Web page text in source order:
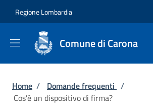
Regione Lombardia
Comune di Carona
Briciole di pane
Home / Domande frequenti /
Cos'è un dispositivo di firma?